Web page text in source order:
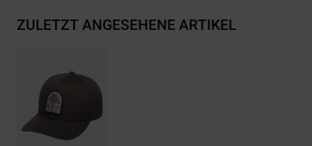
ZULETZT ANGESEHENE ARTIKEL